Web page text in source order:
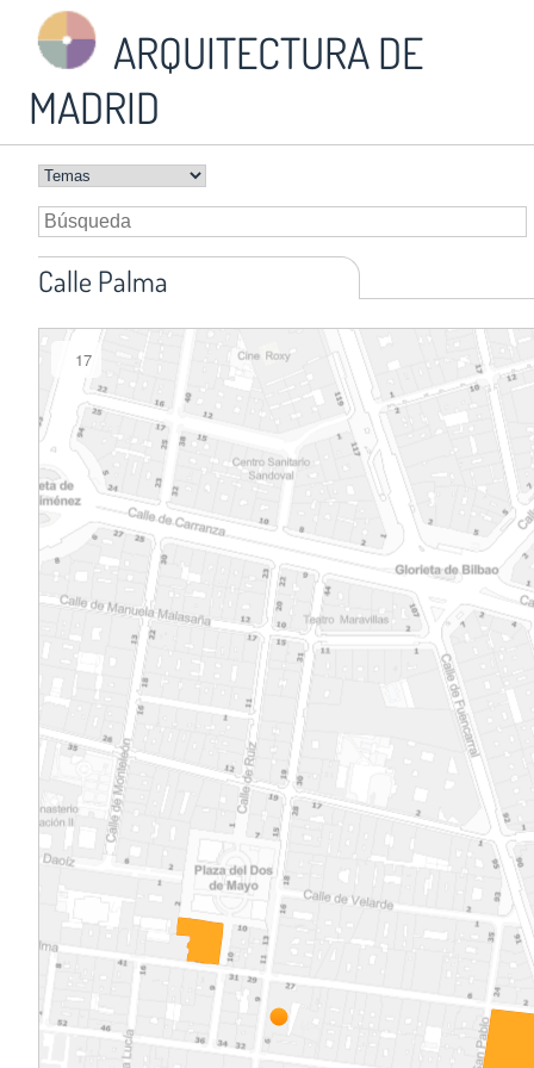
ARQUITECTURA DE
MADRID
Calle Palma
17